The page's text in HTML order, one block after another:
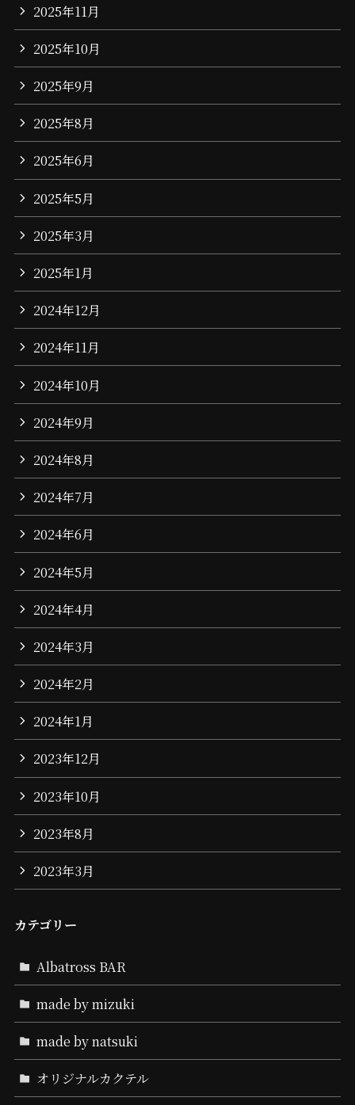
2025年11月
2025年10月
2025年9月
2025年8月
2025年6月
2025年5月
2025年3月
2025年1月
2024年12月
2024年11月
2024年10月
2024年9月
2024年8月
2024年7月
2024年6月
2024年5月
2024年4月
2024年3月
2024年2月
2024年1月
2023年12月
2023年10月
2023年8月
2023年3月
カテゴリー
Albatross BAR
made by mizuki
made by natsuki
オリジナルカクテル